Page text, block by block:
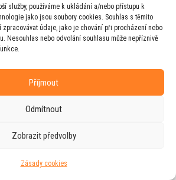
služby, používáme k ukládání a/nebo přístupu k
jako jsou soubory cookies. Souhlas s těmito
údaje, jako je chování při procházení nebo
Nesouhlas nebo odvolání souhlasu může nepříznivě
Příjmout
Odmítnout
Zobrazit předvolby
Zásady cookies
Horeckého
firmaRUDIve spolupráci s